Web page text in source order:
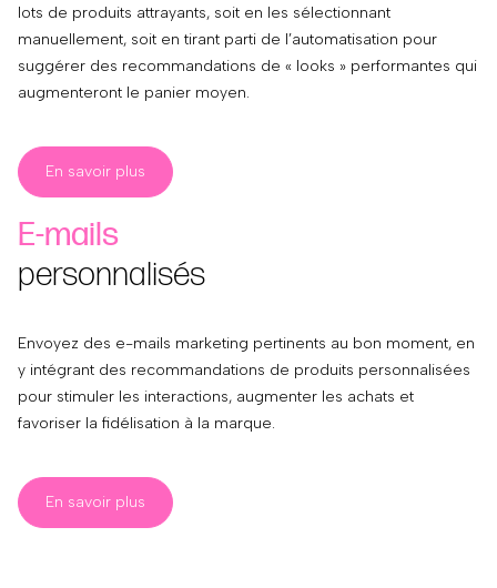
lots de produits attrayants, soit en les sélectionnant
manuellement, soit en tirant parti de l’automatisation pour
suggérer des recommandations de « looks » performantes qui
augmenteront le panier moyen.
En savoir plus
E-mails
personnalisés
Envoyez des e-mails marketing pertinents au bon moment, en
y intégrant des recommandations de produits personnalisées
pour stimuler les interactions, augmenter les achats et
favoriser la fidélisation à la marque.
En savoir plus